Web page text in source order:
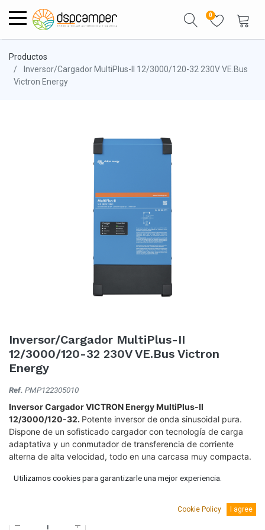
0
Productos
Inversor/Cargador MultiPlus-II 12/3000/120-32 230V VE.Bus
Victron Energy
Inversor/Cargador MultiPlus-II
12/3000/120-32 230V VE.Bus Victron
Energy
Ref. PMP122305010
Inversor Cargador VICTRON Energy MultiPlus-II
12/3000/120-32. Potente inversor de onda sinusoidal pura.
Dispone de un sofisticado cargador con tecnología de carga
adaptativa y un conmutador de transferencia de corriente
alterna de alta velocidad, todo en una carcasa muy compacta.
1.209,52€ (IVA Incluido.)
Utilizamos cookies para garantizarle una mejor experiencia.
Cookie Policy I agree